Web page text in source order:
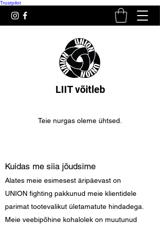
Trustpilot
LIIT võitleb
Teie nurgas oleme ühtsed.
Kuidas me siia jõudsime
Alates meie esimesest äripäevast on
UNION fighting pakkunud meie klientidele
parimat tootevalikut ületamatute hindadega.
Meie veebipõhine kohalolek on muutunud